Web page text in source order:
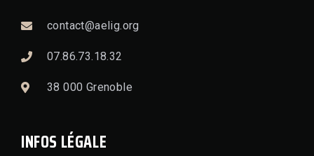
contact@aelig.org
07.86.73.18.32
38 000 Grenoble
INFOS LÉGALE